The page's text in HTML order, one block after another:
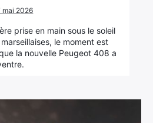
mai 2026
prise en main sous le soleil
le moment est
la nouvelle Peugeot 408 a